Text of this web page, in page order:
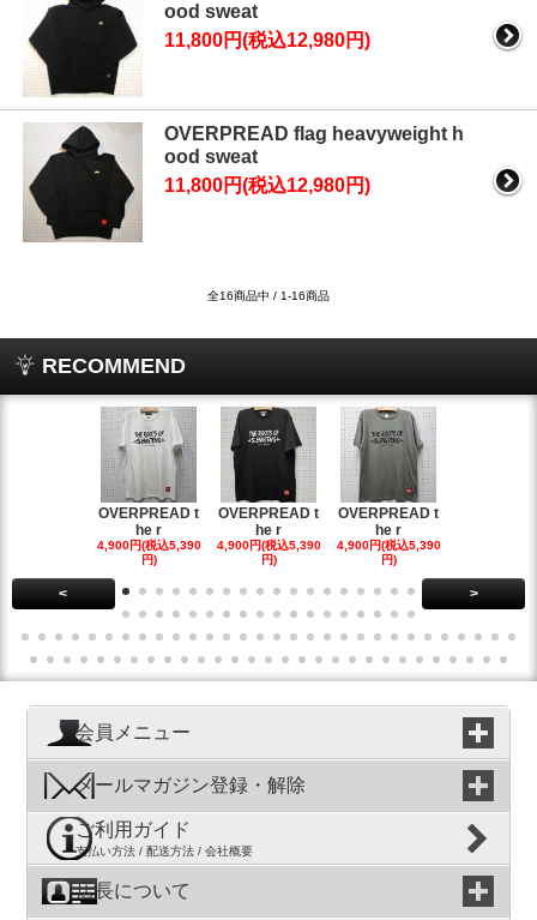
ood sweat
11,800円(税込12,980円)
OVERPREAD flag heavyweight h
ood sweat
11,800円(税込12,980円)
全16商品中 / 1-16商品
RECOMMEND
OVERPREAD t
he r
4,900円(税込5,390
円)
OVERPREAD t
he r
4,900円(税込5,390
円)
OVERPREAD t
he r
4,900円(税込5,390
円)
< >
会員メニュー
メールマガジン登録・解除
ご利用ガイド
支払い方法 / 配送方法 / 会社概要
店長について